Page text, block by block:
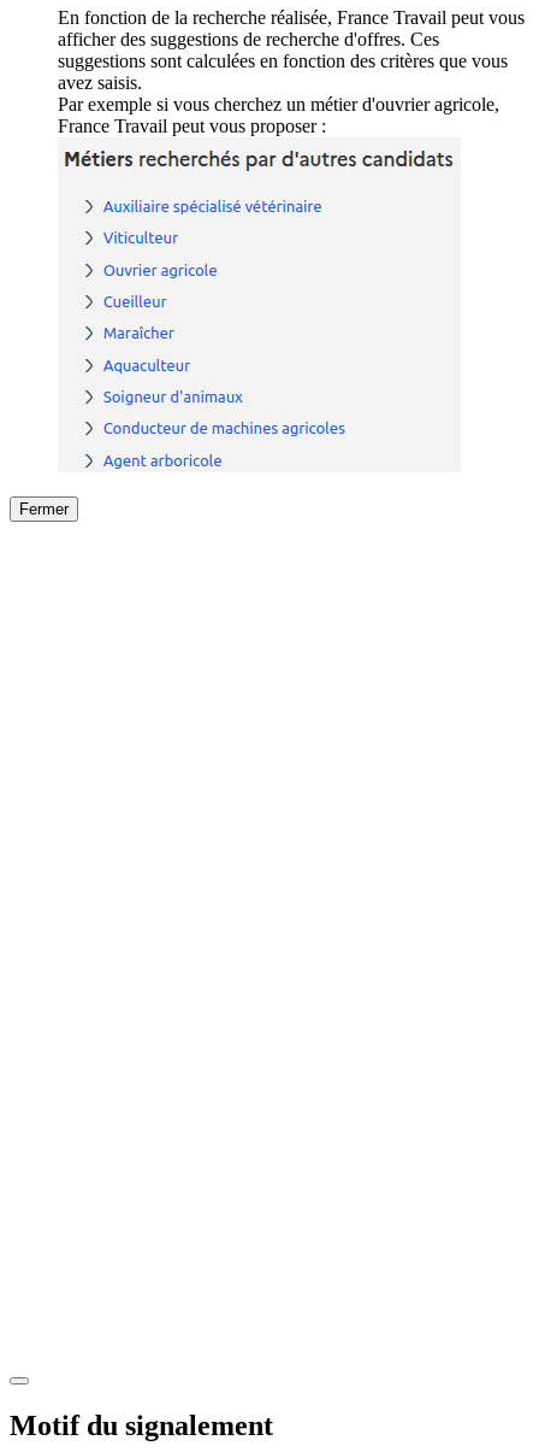
En fonction de la recherche réalisée, France Travail peut vous
afficher des suggestions de recherche d'offres. Ces
suggestions sont calculées en fonction des critères que vous
avez saisis.
Par exemple si vous cherchez un métier d'ouvrier agricole,
France Travail peut vous proposer :
Fermer
Motif du signalement